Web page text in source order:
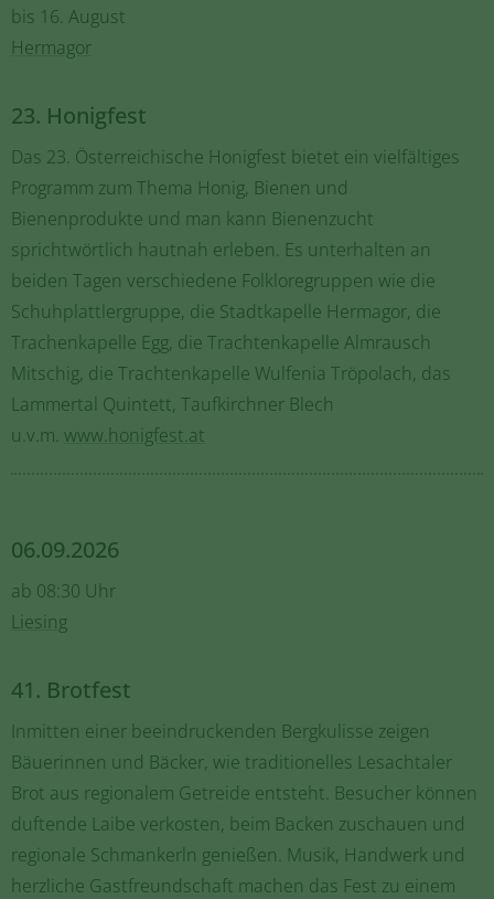
bis 16. August
Hermagor
23. Honigfest
Das 23. Österreichische Honigfest bietet ein vielfältiges
Programm zum Thema Honig, Bienen und
Bienenprodukte und man kann Bienenzucht
sprichtwörtlich hautnah erleben. Es unterhalten an
beiden Tagen verschiedene Folkloregruppen wie die
Schuhplattlergruppe, die Stadtkapelle Hermagor, die
Trachenkapelle Egg, die Trachtenkapelle Almrausch
Mitschig, die Trachtenkapelle Wulfenia Tröpolach, das
Lammertal Quintett, Taufkirchner Blech
u.v.m. www.honigfest.at
06.09.2026
ab 08:30 Uhr
Liesing
41. Brotfest
Inmitten einer beeindruckenden Bergkulisse zeigen
Bäuerinnen und Bäcker, wie traditionelles Lesachtaler
Brot aus regionalem Getreide entsteht. Besucher können
duftende Laibe verkosten, beim Backen zuschauen und
regionale Schmankerln genießen. Musik, Handwerk und
herzliche Gastfreundschaft machen das Fest zu einem